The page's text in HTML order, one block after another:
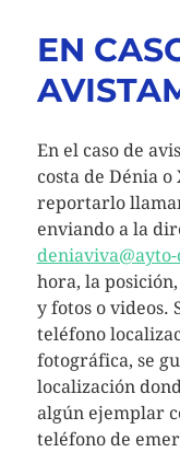
EN
En el caso de
costa de Dénia
reportarlo
enviando a la
hora, la
y fotos o videos.
teléfono
fotográfica, se
localización
algún ejemplar
teléfono de